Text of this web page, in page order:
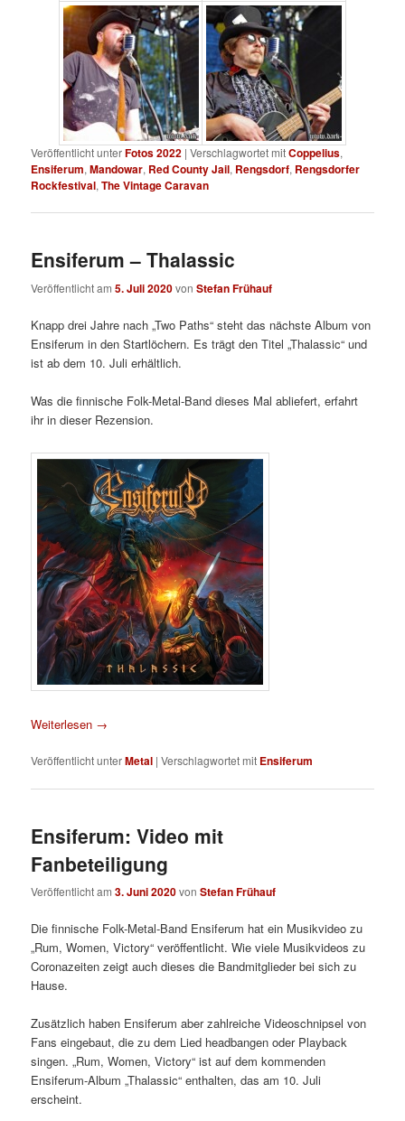
Veröffentlicht unterFotos 2022 |Verschlagwortet mitCoppelius,
Ensiferum,Mandowar, Red County Jail, Rengsdorf, Rengsdorfer
Rockfestival,The Vintage Caravan
Ensiferum – Thalassic
Veröffentlicht am5. Juli 2020vonStefan Frühauf
Knapp drei Jahre nach „Two Paths“ steht das nächste Album von
Ensiferum in den Startlöchern. Es trägt den Titel „Thalassic“ und
ist ab dem 10. Juli erhältlich.
Was die finnische Folk-Metal-Band dieses Mal abliefert, erfahrt
ihr in dieser Rezension.
Weiterlesen →
Veröffentlicht unterMetal |Verschlagwortet mit Ensiferum
Ensiferum: Video mit
Fanbeteiligung
Veröffentlicht am3. Juni 2020vonStefan Frühauf
Die finnische Folk-Metal-Band Ensiferum hat ein Musikvideo zu
„Rum, Women, Victory“ veröffentlicht. Wie viele Musikvideos zu
Coronazeiten zeigt auch dieses die Bandmitglieder bei sich zu
Hause.
Zusätzlich haben Ensiferum aber zahlreiche Videoschnipsel von
Fans eingebaut, die zu dem Lied headbangen oder Playback
singen. „Rum, Women, Victory“ ist auf dem kommenden
Ensiferum-Album „Thalassic“ enthalten, das am 10. Juli
erscheint.